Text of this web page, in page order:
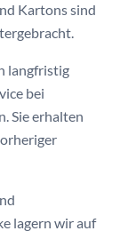
Kartons sind
langfristig
bei
Sie erhalten
lagern wir auf